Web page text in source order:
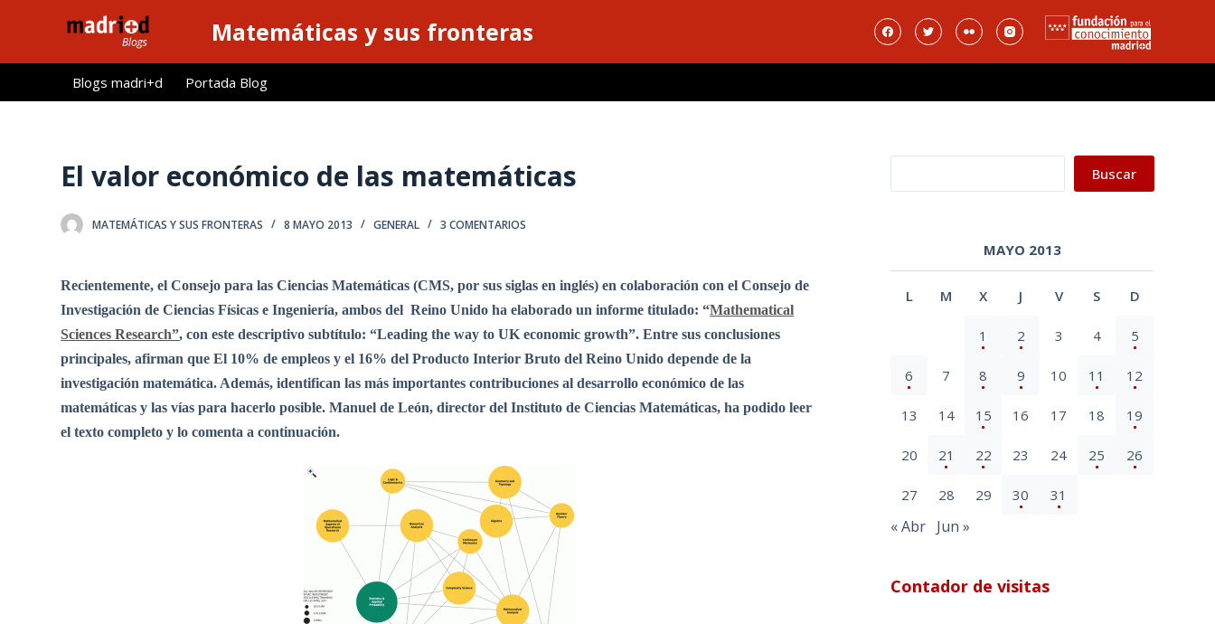
l
Matemáticas y sus fronteras
Blogs madri+d Portada Blog
El valor económico de las matemáticas
MATEMÁTICAS Y SUS FRONTERAS 8 MAYO 2013 GENERAL 3 COMENTARIOS
Recientemente, el Consejo para las Ciencias Matemáticas (CMS, por sus siglas en inglés) en colaboración con el Consejo de
Investigación de Ciencias Físicas e Ingeniería, ambos del Reino Unido haelaborado un informe titulado: “Mathematical
Sciences Research”, con este descriptivo subtítulo: “Leading the way to UK economic growth”. Entre sus conclusiones
principales, afirman que El 10% de empleos y el 16% del Producto Interior Bruto del Reino Unido depende de la
investigación matemática. Además, identifican las más importantes contribuciones al desarrollo económico de las
matemáticas y las vías para hacerlo posible. Manuel de León, director del Instituto de Ciencias Matemáticas, ha podido leer
el texto completo y lo comenta a continuación.
Buscar
MAYO 2013
L M X J V S D
1 2 3 4 5
6 7 8 9 10 11 12
13 14 15 16 17 18 19
20 21 22 23 24 25 26
27 28 29 30 31
« Abr Jun »
Contador de visitas